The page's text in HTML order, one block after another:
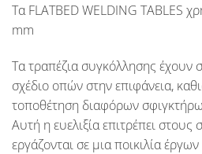
ΤαFLATBED WELDING TABLES
mm
Τα τραπέζια συγκόλλησης έχουν
σχέδιο οπών στην επιφάνεια,
τοποθέτηση διαφόρων
Αυτή η ευελιξία επιτρέπει στους
εργάζονται σε μια ποικιλία